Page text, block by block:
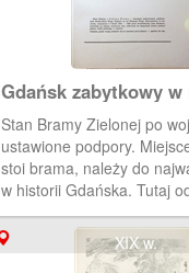
Gdańsk zabytkowy w
Stan Bramy Zielonej po
ustawione podpory.
stoi brama, należy do
w historii Gdańska. Tutaj
krzyżowały się dwie
miasta – wodna i lądowa,
funkcjonowała najstarsza
XIX w.